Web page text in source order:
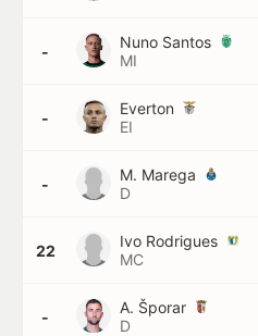
-
Nuno Santos
MI
-
Everton
EI
-
M. Marega
D
22
Ivo Rodrigues
MC
-
A. Šporar
D